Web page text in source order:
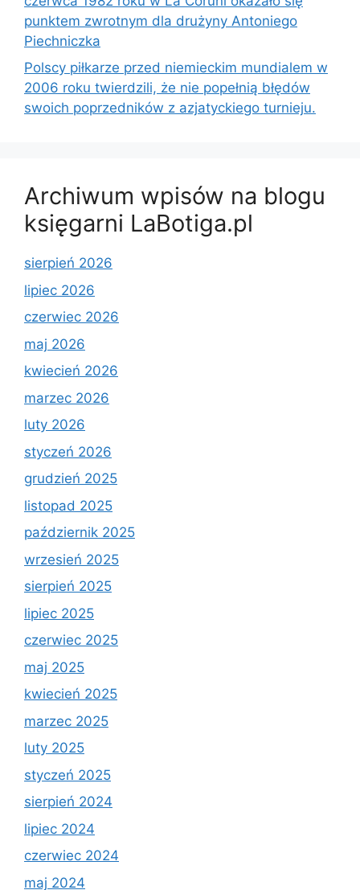
punktem zwrotnym dla drużyny Antoniego
Piechniczka
Polscy piłkarze przed niemieckim mundialem w
2006 roku twierdzili, że nie popełnią błędów
swoich poprzedników z azjatyckiego turnieju.
Archiwum wpisów na blogu
księgarni LaBotiga.pl
sierpień 2026
lipiec 2026
czerwiec 2026
maj 2026
kwiecień 2026
marzec 2026
luty 2026
styczeń 2026
grudzień 2025
listopad 2025
październik 2025
wrzesień 2025
sierpień 2025
lipiec 2025
czerwiec 2025
maj 2025
kwiecień 2025
marzec 2025
luty 2025
styczeń 2025
sierpień 2024
lipiec 2024
czerwiec 2024
maj 2024